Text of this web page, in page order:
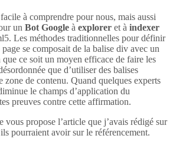
à comprendre pour nous, mais aussi
un Bot Google à explorer et à indexer
Les méthodes traditionnelles pour définir
se composait de la balise div avec un
ce soit un moyen efficace de faire les
que d’utiliser des balises
zone de contenu. Quand quelques experts
le champs d’application du
preuves contre cette affirmation.
vous propose l’article que j’avais rédigé sur
pourraient avoir sur le référencement.